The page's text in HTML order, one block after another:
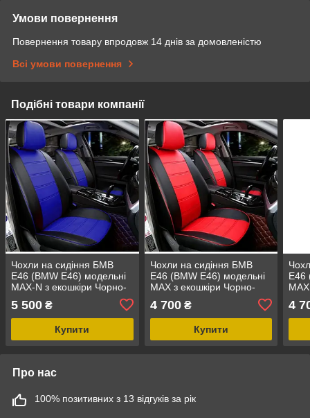
Умови повернення
Повернення товару впродовж 14 днів за домовленістю
Всі умови повернення
Подібні товари компанії
Чохли на сидіння БМВ
Е46 (BMW E46) модельні
MAX-N з екошкіри Чорно-
5 500 ₴
Купити
Чохли на сидіння БМВ
Е46 (BMW E46) модельні
MAX з екошкіри Чорно-
4 700₴
Купити
Е46
4
Про нас
100% позитивних з 13 відгуків за рік